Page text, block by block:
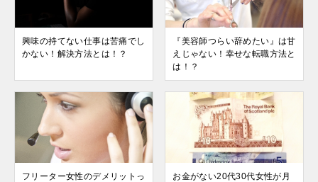
興味の持てない仕事は苦痛でし
かない！解決方法とは！？
『美容師つらい辞めたい』は甘
えじゃない！幸せな転職方法と
は！？
フリーター女性のデメリットっ
お金がない20代30代女性が月